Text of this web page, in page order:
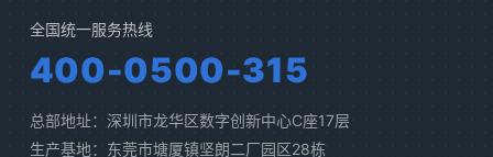
全国统一服务热线
400-0500-315
总部地址：深圳市龙华区数字创新中心C座17层
生产基地：东莞市塘厦镇坚朗二厂园区28栋